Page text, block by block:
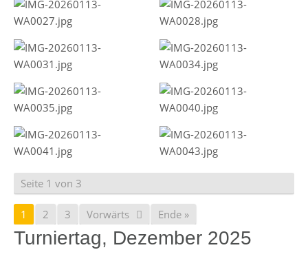
Seite 1 von 3
1 2 3 Vorwärts Ende »
Turniertag, Dezember 2025